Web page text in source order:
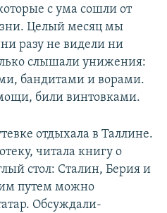
с ума сошли от
Целый месяц мы
разу не видели ни
слышали унижения:
бандитами и ворами.
били винтовками.
отдыхала в Таллине.
читала книгу о
стол: Сталин, Берия и
путем можно
Обсуждали-